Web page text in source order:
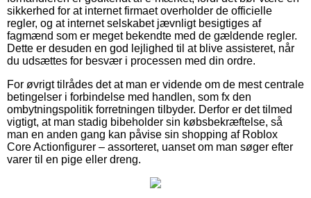
sikkerhed for at internet firmaet overholder de officielle
regler, og at internet selskabet jævnligt besigtiges af
fagmænd som er meget bekendte med de gældende regler.
Dette er desuden en god lejlighed til at blive assisteret, når
du udsættes for besvær i processen med din ordre.
For øvrigt tilrådes det at man er vidende om de mest centrale
betingelser i forbindelse med handlen, som fx den
ombytningspolitik forretningen tilbyder. Derfor er det tilmed
vigtigt, at man stadig bibeholder sin købsbekræftelse, så
man en anden gang kan påvise sin shopping af Roblox
Core Actionfigurer – assorteret, uanset om man søger efter
varer til en pige eller dreng.